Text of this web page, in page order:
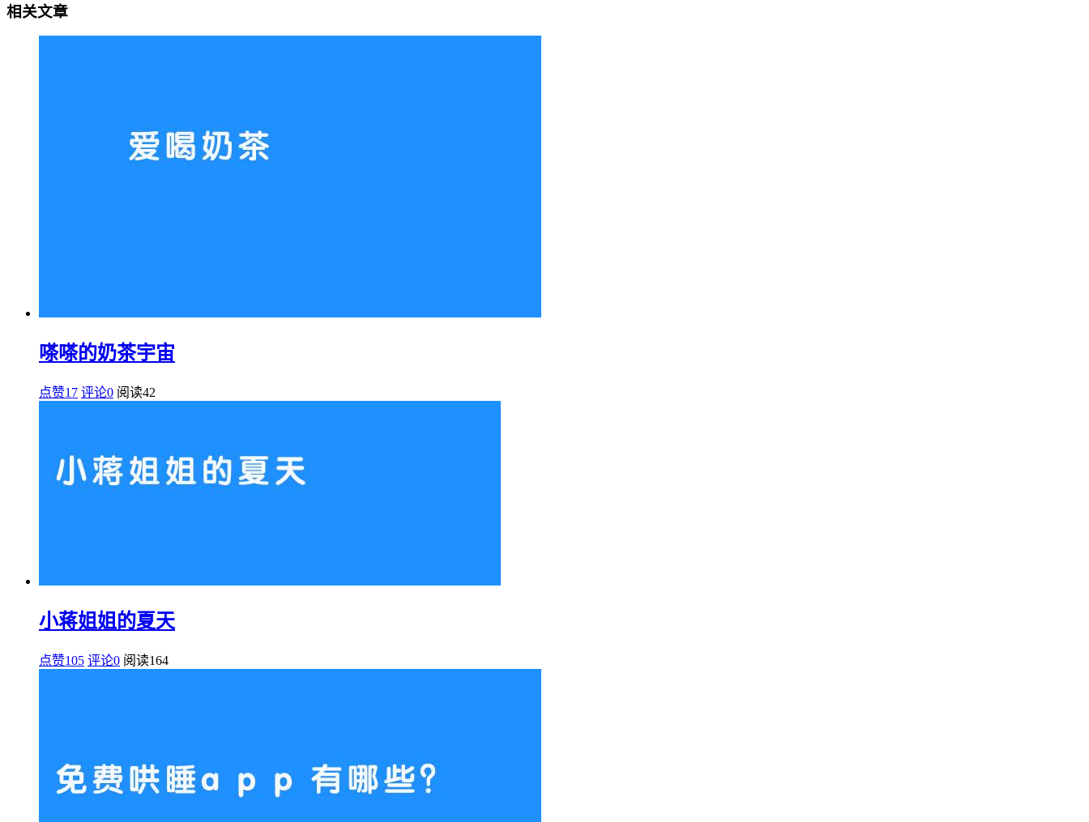
相关文章
嗏嗏的奶茶宇宙
点赞17 评论0 阅读42
小蒋姐姐的夏天
点赞105 评论0 阅读164